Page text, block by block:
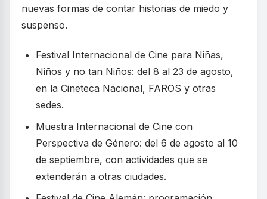
nuevas formas de contar historias de miedo y
suspenso.
Festival Internacional de Cine para Niñas,
Niños y no tan Niños: del 8 al 23 de agosto,
en la Cineteca Nacional, FAROS y otras
sedes.
Muestra Internacional de Cine con
Perspectiva de Género: del 6 de agosto al 10
de septiembre, con actividades que se
extenderán a otras ciudades.